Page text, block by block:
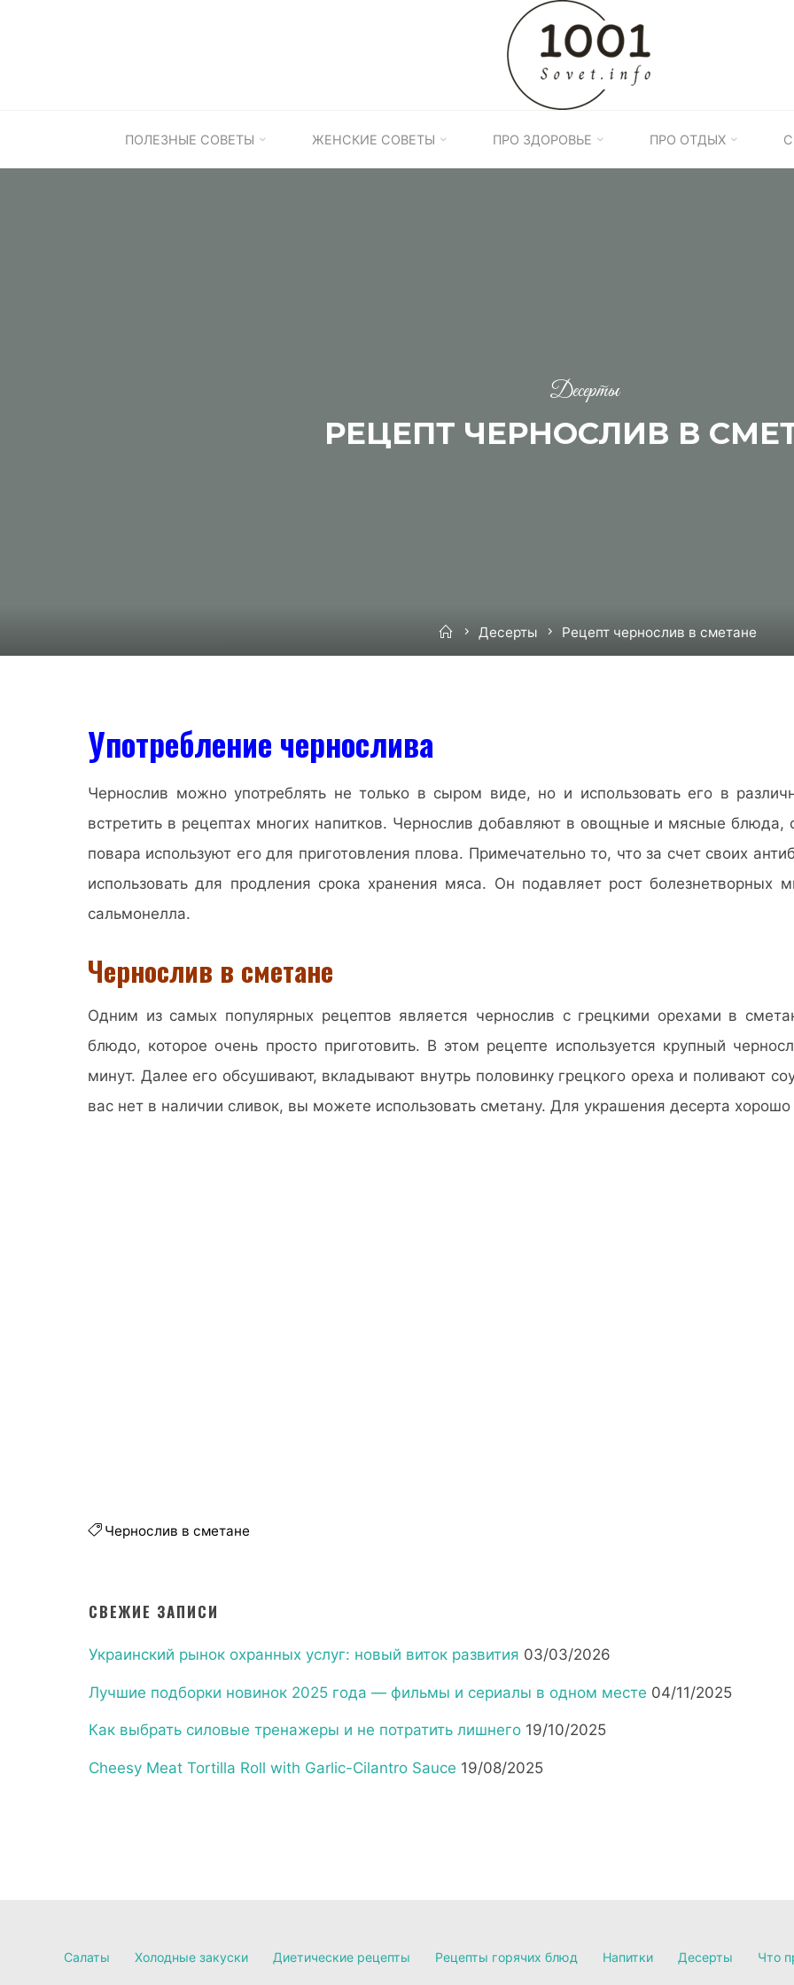
1001
ПОЛЕЗНЫХ
ПОЛЕЗНЫЕ СОВЕТЫ ЖЕНСКИЕ СОВЕТЫ ПРО ЗДОРОВЬЕ ПРО ОТДЫХ
Десерты
РЕЦЕПТ ЧЕРНОСЛИВ В
HomeДесерты Рецепт чернослив в сметане
Употребление чернослива
Чернослив можно употреблять не только в сыром виде, но и использовать его в
встретить в рецептах многих напитков. Чернослив добавляют в овощные и мясные
повара используют его для приготовления плова. Примечательно то, что за счет своих
использовать для продления срока хранения мяса. Он подавляет рост болезнетворных
сальмонелла.
Чернослив в сметане
Одним из самых популярных рецептов является чернослив с грецкими орехами в
блюдо, которое очень просто приготовить. В этом рецепте используется крупный
минут. Далее его обсушивают, вкладывают внутрь половинку грецкого ореха и поливают
вас нет в наличии сливок, вы можете использовать сметану. Для украшения десерта
Чернослив в сметане
СВЕЖИЕ ЗАПИСИ
Украинский рынок охранных услуг: новый виток развития 03/03/2026
Лучшие подборки новинок 2025 года — фильмы и сериалы в одном месте 04/11/2025
Как выбрать силовые тренажеры и не потратить лишнего 19/10/2025
Cheesy Meat Tortilla Roll with Garlic-Cilantro Sauce 19/08/2025
Салаты Холодные закуски Диетические рецепты Рецепты горячих блюд Напитки Десерты Что